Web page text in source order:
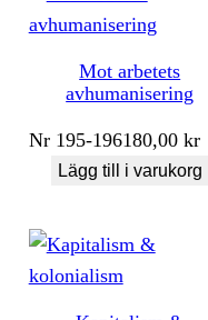
Mot arbetets
avhumanisering
Nr 195-196180,00 kr
Lägg till i varukorg